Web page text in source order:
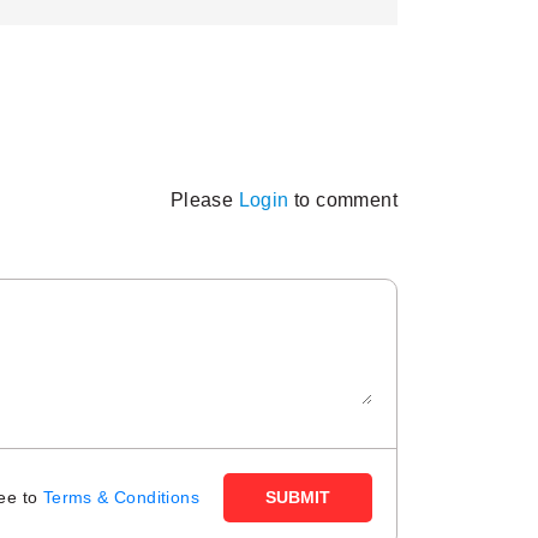
Please Login to comment
to Terms & Conditions SUBMIT